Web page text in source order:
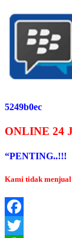
5249b0ec
ONLINE 24
“PENTING..!!!
Kami tidak
Facebook